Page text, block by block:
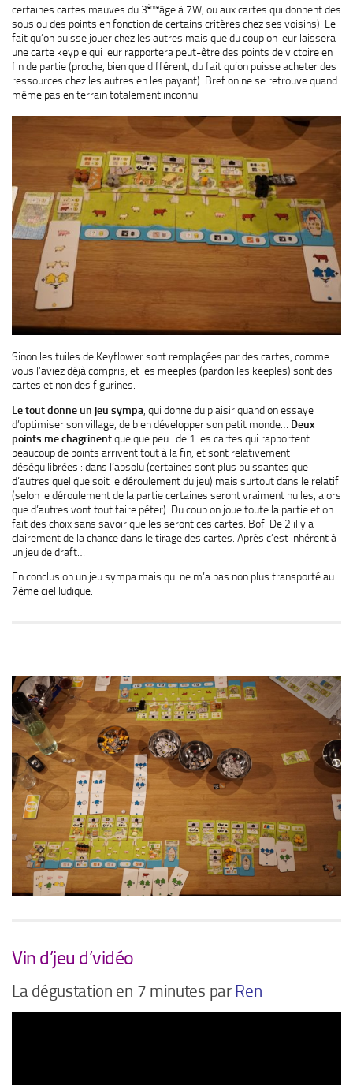
certaines cartes mauves du 3èmeâge à 7W, ou aux cartes qui donnent des
sous ou des points en fonction de certains critères chez ses voisins). Le
fait qu’on puisse jouer chez les autres mais que du coup on leur laissera
une carte keyple qui leur rapportera peut-être des points de victoire en
fin de partie (proche, bien que différent, du fait qu’on puisse acheter des
ressources chez les autres en les payant). Bref on ne se retrouve quand
même pas en terrain totalement inconnu.
Sinon les tuiles de Keyflower sont remplaçées par des cartes, comme
vous l’aviez déjà compris, et les meeples (pardon les keeples) sont des
cartes et non des figurines.
Le tout donne un jeu sympa , qui donne du plaisir quand on essaye
d’optimiser son village, de bien développer son petit monde… Deux
points me chagrinentquelque peu : de 1 les cartes qui rapportent
beaucoup de points arrivent tout à la fin, et sont relativement
déséquilibrées : dans l’absolu (certaines sont plus puissantes que
d’autres quel que soit le déroulement du jeu) mais surtout dans le relatif
(selon le déroulement de la partie certaines seront vraiment nulles, alors
que d’autres vont tout faire péter). Du coup on joue toute la partie et on
fait des choix sans savoir quelles seront ces cartes. Bof. De 2 il y a
clairement de la chance dans le tirage des cartes. Après c’est inhérent à
un jeu de draft…
En conclusion un jeu sympa mais qui ne m’a pas non plus transporté au
7ème ciel ludique.
Vin d’jeu d’vidéo
La dégustation en 7 minutes par Ren